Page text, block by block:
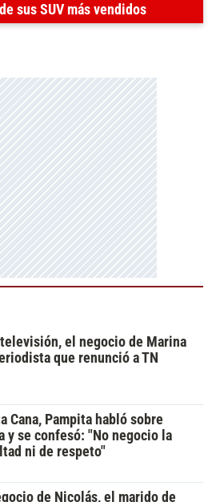
sus SUV más vendidos
el negocio de Marina
que renunció a TN
Cana, Pampita habló sobre
y se confesó: "No negocio la
ni de respeto"
de Nicolás, el marido de